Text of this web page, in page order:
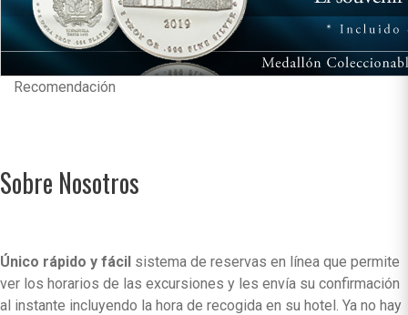
Recomendación
Sobre Nosotros
Único rápido y fácil sistema de reservas en línea que permite
ver los horarios de las excursiones y les envía su confirmación
al instante incluyendo la hora de recogida en su hotel. Ya no hay